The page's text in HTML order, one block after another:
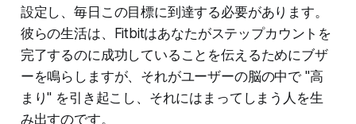
設定し、毎日この目標に到達する必要があります。
彼らの生活は、Fitbitはあなたがステップカウントを
完了するのに成功していることを伝えるためにブザ
ーを鳴らしますが、それがユーザーの脳の中で "高
まり" を引き起こし、それにはまってしまう人を生
み出すのです。